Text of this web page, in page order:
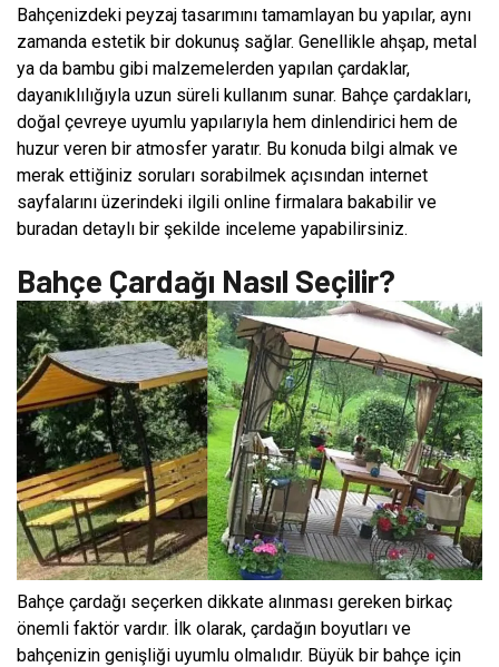
Bahçenizdeki peyzaj tasarımını tamamlayan bu yapılar, aynı
zamanda estetik bir dokunuş sağlar. Genellikle ahşap, metal
ya da bambu gibi malzemelerden yapılan çardaklar,
dayanıklılığıyla uzun süreli kullanım sunar. Bahçe çardakları,
doğal çevreye uyumlu yapılarıyla hem dinlendirici hem de
huzur veren bir atmosfer yaratır. Bu konuda bilgi almak ve
merak ettiğiniz soruları sorabilmek açısından internet
sayfalarını üzerindeki ilgili online firmalara bakabilir ve
buradan detaylı bir şekilde inceleme yapabilirsiniz.
Bahçe Çardağı Nasıl Seçilir?
Bahçe çardağı seçerken dikkate alınması gereken birkaç
önemli faktör vardır. İlk olarak, çardağın boyutları ve
bahçenizin genişliği uyumlu olmalıdır. Büyük bir bahçe için